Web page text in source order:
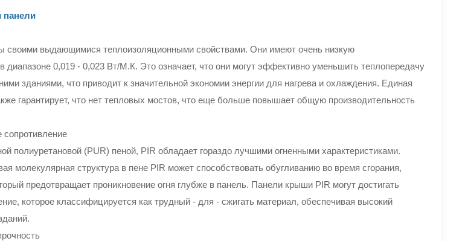
панели
своими выдающимися теплоизоляционными свойствами. Они имеют очень низкую
диапазоне 0,019 - 0,023 Вт/М.К. Это означает, что они могут эффективно уменьшить теплопередачу
зданиями, что приводит к значительной экономии энергии для нагрева и охлаждения. Единая
гарантирует, что нет тепловых мостов, что еще больше повышает общую производительность
полиуретановой (PUR) пеной, PIR обладает гораздо лучшими огненными характеристиками.
молекулярная структура в пене PIR может способствовать обугливанию во время сгорания,
предотвращает проникновение огня глубже в панель. Панели крыши PIR могут достигать
которое классифицируется как трудный - для - сжигать материал, обеспечивая высокий